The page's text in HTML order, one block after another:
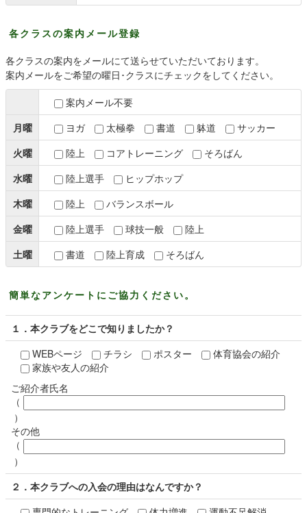
各クラスの案内メール登録
各クラスの案内をメールにて送らせていただいております。
案内メールをご希望の曜日･クラスにチェックをしてください。
案内メール不要
月曜
ヨガ 太極拳 書道 躰道
サッカー
火曜
陸上 コアトレーニング
そろばん
水曜
陸上選手
ヒップホップ
木曜
陸上
バランスボール
金曜
陸上選手 球技一般
陸上
土曜
書道 陸上育成 そろばん
簡単なアンケートにご協力ください。
１．本クラブをどこで知りましたか？
WEBページ
チラシ ポスター
体育協会の紹介
家族や友人の紹介
ご紹介者氏名
（
）
その他
（
）
２．本クラブへの入会の理由はなんですか？